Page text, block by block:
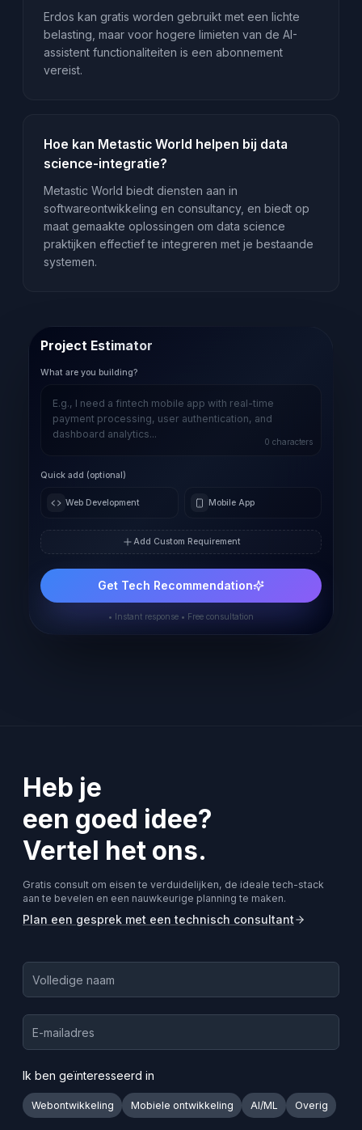
Erdos kan gratis worden gebruikt met een lichte
belasting, maar voor hogere limieten van de AI-
assistent functionaliteiten is een abonnement
vereist.
Hoe kan Metastic World helpen bij data
science-integratie?
Metastic World biedt diensten aan in
softwareontwikkeling en consultancy, en biedt op
maat gemaakte oplossingen om data science
praktijken effectief te integreren met je bestaande
systemen.
Project Estimator
What are you building?
0 characters
Quick add (optional)
Web Development Mobile App
Add Custom Requirement
Get Tech Recommendation
• Instant response • Free consultation
Heb je
een goed idee?
Vertel het ons.
Gratis consult om eisen te verduidelijken, de ideale tech-stack
aan te bevelen en een nauwkeurige planning te maken.
Plan een gesprek met een technisch consultant
Ik ben geïnteresseerd in
Webontwikkeling Mobiele ontwikkeling AI/ML Overig